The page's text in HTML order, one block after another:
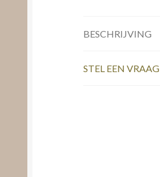
BESCHRIJVING
STEL EEN VRAAG